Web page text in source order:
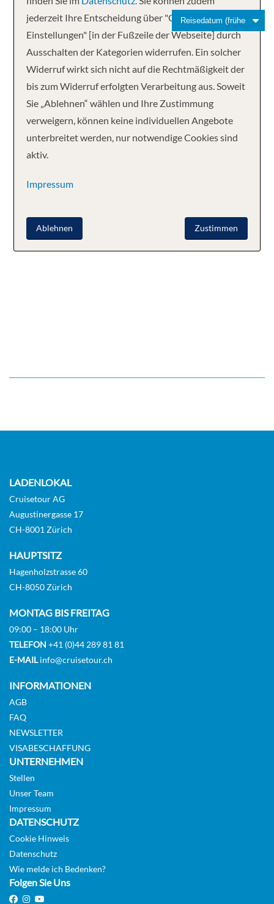
Auf Kreuzfahrtsuche
LADENLOKAL
Cruisetour AG
Augustinergasse 17
CH-8001 Zürich
HAUPTSITZ
Hagenholzstrasse 60
CH-8050 Zürich
MONTAG BIS FREITAG
09:00 – 18:00 Uhr
TELEFON +41 (0)44 289 81 81
E-MAILinfo@cruisetour.ch
INFORMATIONEN
AGB
FAQ
NEWSLETTER
VISABESCHAFFUNG
UNTERNEHMEN
Stellen
Unser Team
Impressum
DATENSCHUTZ
Cookie Hinweis
Datenschutz
Wie melde ich Bedenken?
Folgen Sie Uns
jederzeit Ihre Entscheidung über "Cookie-
Einstellungen" [in der Fußzeile der Webseite] durch
Ausschalten der Kategorien widerrufen. Ein solcher
Widerruf wirkt sich nicht auf die Rechtmäßigkeit der
bis zum Widerruf erfolgten Verarbeitung aus. Soweit
Sie „Ablehnen“ wählen und Ihre Zustimmung
verweigern, können keine individuellen Angebote
unterbreitet werden, nur notwendige Cookies sind
aktiv.
Impressum
Zustimmen
Ablehnen